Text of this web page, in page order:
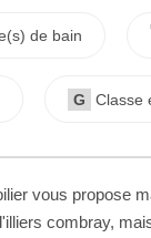
de bain
G Classe
vous propose
combray,